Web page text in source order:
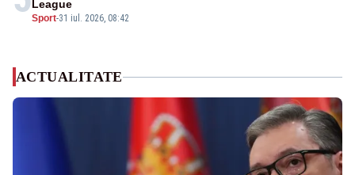
Sport-31 iul. 2026, 08:42
League
ACTUALITATE